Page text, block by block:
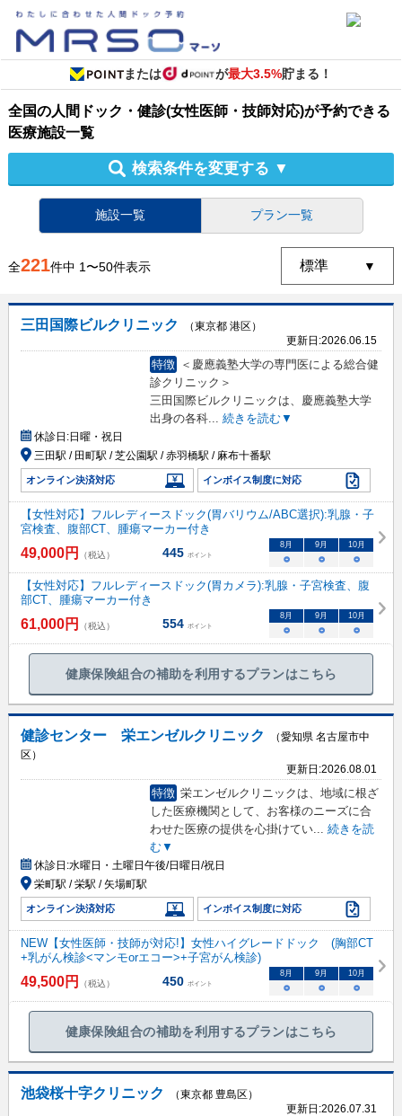
または が最大3.5%貯まる！
全国の人間ドック・健診(女性医師・技師対応)が予約できる
医療施設一覧
検索条件を変更する ▼
施設一覧 プラン一覧
全221件中 1〜50件表示
三田国際ビルクリニック
（東京都 港区）
更新日:2026.06.15
特徴
＜慶應義塾大学の専門医による総合健
診クリニック＞
三田国際ビルクリニックは、慶應義塾大学
出身の各科... 続きを読む▼
休診日:日曜・祝日
三田駅 / 田町駅 / 芝公園駅 / 赤羽橋駅 / 麻布十番駅
オンライン決済対応 インボイス制度に対応
【女性対応】フルレディースドック(胃バリウム/ABC選択):乳腺・子
宮検査、腹部CT、腫瘍マーカー付き
49,000円 （税込） 445 ポイント
8月 9月 10月
○ ○ ○
【女性対応】フルレディースドック(胃カメラ):乳腺・子宮検査、腹
部CT、腫瘍マーカー付き
61,000円 （税込） 554 ポイント
8月 9月 10月
○ ○ ○
健康保険組合の補助を利用するプランはこちら
健診センター 栄エンゼルクリニック
（愛知県 名古屋市中
区）
更新日:2026.08.01
特徴 栄エンゼルクリニックは、地域に根ざ
した医療機関として、お客様のニーズに合
わせた医療の提供を心掛けてい... 続きを読
む▼
休診日:水曜日・土曜日午後/日曜日/祝日
栄町駅 / 栄駅 / 矢場町駅
オンライン決済対応 インボイス制度に対応
NEW【女性医師・技師が対応!】女性ハイグレードドック (胸部CT
+乳がん検診<マンモorエコー>+子宮がん検診)
49,500円 （税込） 450 ポイント
8月 9月 10月
○ ○ ○
健康保険組合の補助を利用するプランはこちら
池袋桜十字クリニック
（東京都 豊島区）
更新日:2026.07.31